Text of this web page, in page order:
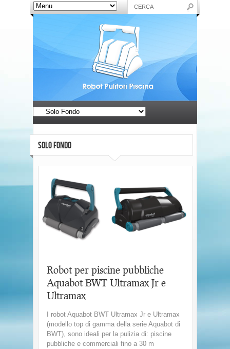
SOLO FONDO
Robot per piscine pubbliche
Aquabot BWT Ultramax Jr e
Ultramax
I robot Aquabot BWT Ultramax Jr e Ultramax
(modello top di gamma della serie Aquabot di
BWT), sono ideali per la pulizia di: piscine
pubbliche e commerciali fino a 30 m